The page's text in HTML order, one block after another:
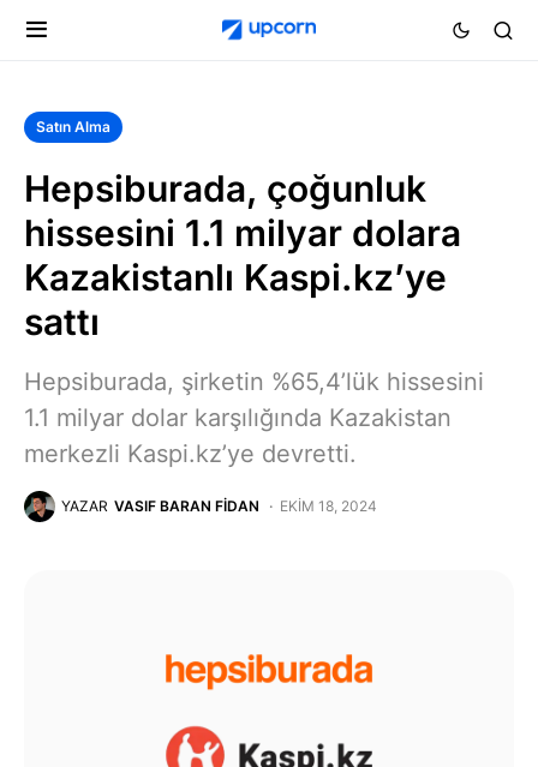
Satın Alma
Hepsiburada, çoğunluk
hissesini 1.1 milyar dolara
Kazakistanlı Kaspi.kz’ye
sattı
Hepsiburada, şirketin %65,4’lük hissesini
1.1 milyar dolar karşılığında Kazakistan
merkezli Kaspi.kz’ye devretti.
YAZAR VASIF BARAN FIDAN EKIM 18, 2024